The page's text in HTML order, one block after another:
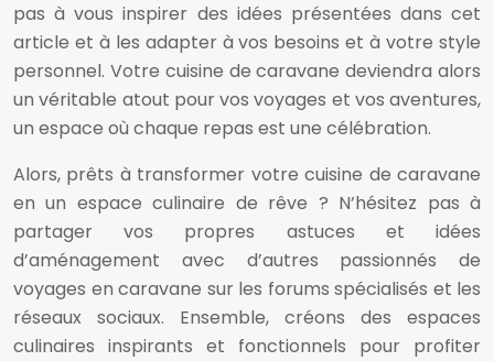
pas à vous inspirer des idées présentées dans cet
article et à les adapter à vos besoins et à votre style
personnel. Votre cuisine de caravane deviendra alors
un véritable atout pour vos voyages et vos aventures,
un espace où chaque repas est une célébration.
Alors, prêts à transformer votre cuisine de caravane
en un espace culinaire de rêve ? N’hésitez pas à
partager vos propres astuces et idées
d’aménagement avec d’autres passionnés de
voyages en caravane sur les forums spécialisés et les
réseaux sociaux. Ensemble, créons des espaces
culinaires inspirants et fonctionnels pour profiter